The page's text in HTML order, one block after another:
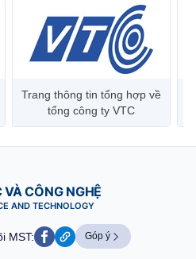
Viettel Group
CÔNG NGHỆ
AND TECHNOLOGY
MST: Góp ý